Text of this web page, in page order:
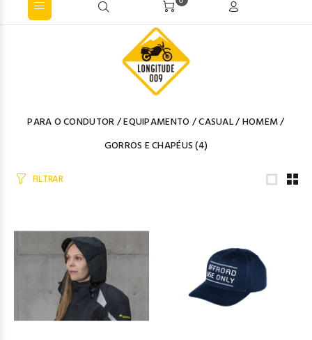
PARA O CONDUTOR/EQUIPAMENTO /CASUAL/HOMEM/
GORROS E CHAPÉUS(4)
FILTRAR